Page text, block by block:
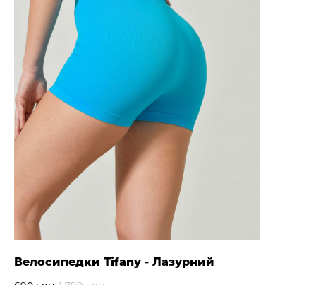
Велосипедки Tifany - Лазурний